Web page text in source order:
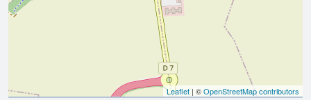
Leaflet | ©OpenStreetMap contributors